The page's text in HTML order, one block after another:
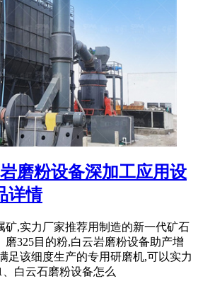
磨粉设备深加工应用设
详情
矿,实力厂家推荐用制造的新一代矿石
磨325目的粉,白云岩磨粉设备助产增
足该细度生产的专用研磨机,可以实力
白云石磨粉设备怎么